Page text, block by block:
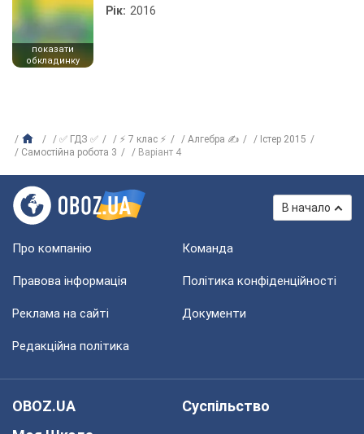
показати
обкладинку
Рік: 2016
✅ ГДЗ ✅ ⚡ 7 клас ⚡ Алгебра ✍
Істер 2015
Самостійна робота 3
Варіант 4
В начало
Про компанію Команда
Правова інформація Політика конфіденційності
Реклама на сайті Документи
Редакційна політика
OBOZ.UA
Суспільство